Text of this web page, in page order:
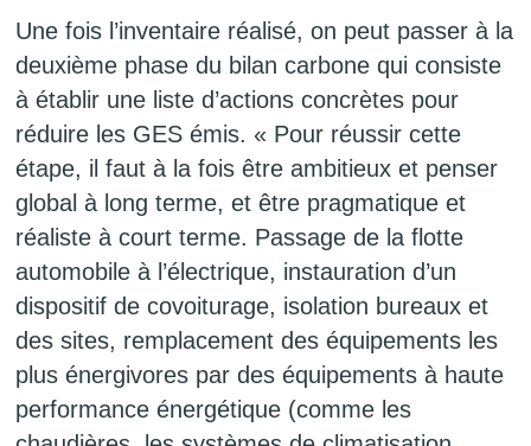
Une fois l’inventaire réalisé, on peut passer à la
deuxième phase du bilan carbone qui consiste
à établir une liste d’actions concrètes pour
réduire les GES émis. « Pour réussir cette
étape, il faut à la fois être ambitieux et penser
global à long terme, et être pragmatique et
réaliste à court terme. Passage de la flotte
automobile à l’électrique, instauration d’un
dispositif de covoiturage, isolation bureaux et
des sites, remplacement des équipements les
plus énergivores par des équipements à haute
performance énergétique (comme les